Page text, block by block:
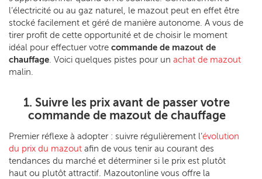
l’électricité ou au gaz naturel, le mazout peut en effet être
stocké facilement et géré de manière autonome. A vous de
tirer profit de cette opportunité et de choisir le moment
idéal pour effectuer votre commande de mazout de
chauffage. Voici quelques pistes pour un achat de mazout
malin.
1. Suivre les prix avant de passer votre
commande de mazout de chauffage
Premier réflexe à adopter : suivre régulièrement l’évolution
du prix du mazout afin de vous tenir au courant des
tendances du marché et déterminer si le prix est plutôt
haut ou plutôt attractif. Mazoutonline vous offre la